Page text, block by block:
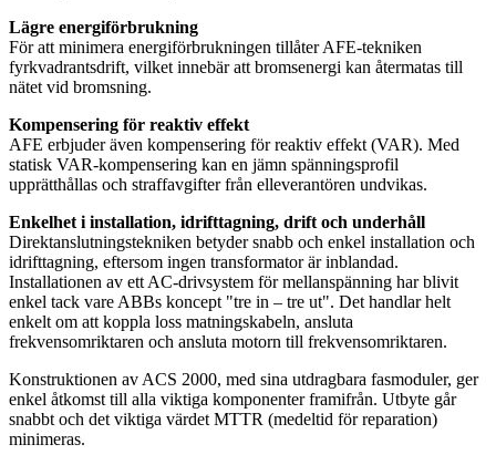
Lägre energiförbrukning
För att minimera energiförbrukningen tillåter AFE-tekniken
fyrkvadrantsdrift, vilket innebär att bromsenergi kan återmatas till
nätet vid bromsning.
Kompensering för reaktiv effekt
AFE erbjuder även kompensering för reaktiv effekt (VAR). Med
statisk VAR-kompensering kan en jämn spänningsprofil
upprätthållas och straffavgifter från elleverantören undvikas.
Enkelhet i installation, idrifttagning, drift och underhåll
Direktanslutningstekniken betyder snabb och enkel installation och
idrifttagning, eftersom ingen transformator är inblandad.
Installationen av ett AC-drivsystem för mellanspänning har blivit
enkel tack vare ABBs koncept "tre in – tre ut". Det handlar helt
enkelt om att koppla loss matningskabeln, ansluta
frekvensomriktaren och ansluta motorn till frekvensomriktaren.
Konstruktionen av ACS 2000, med sina utdragbara fasmoduler, ger
enkel åtkomst till alla viktiga komponenter framifrån. Utbyte går
snabbt och det viktiga värdet MTTR (medeltid för reparation)
minimeras.